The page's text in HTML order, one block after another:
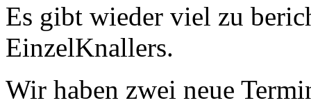
Es gibt wieder viel zu
EinzelKnallers.
Wir haben zwei neue